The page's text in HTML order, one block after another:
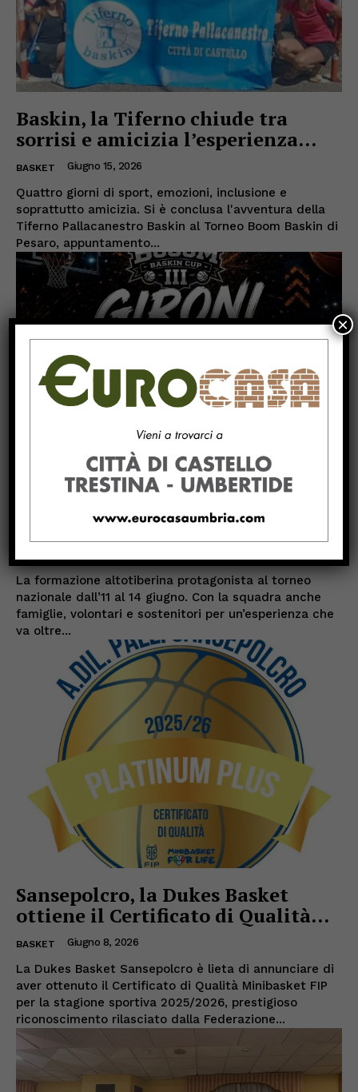
Baskin, la Tiferno chiude tra
sorrisi e amicizia l’esperienza...
BASKET Giugno 15, 2026
Quattro giorni di sport, emozioni, inclusione e
soprattutto amicizia. Si è conclusa l'avventura della
Tiferno Pallacanestro Baskin al Torneo Boom Baskin di
Pesaro, appuntamento...
Tiferno Baskin in viaggio verso
Pesaro: sessanta persone al...
La formazione altotiberina protagonista al torneo
nazionale dall’11 al 14 giugno. Con la squadra anche
famiglie, volontari e sostenitori per un’esperienza che
va oltre...
Sansepolcro, la Dukes Basket
ottiene il Certificato di Qualità...
BASKET Giugno 8, 2026
La Dukes Basket Sansepolcro è lieta di annunciare di
aver ottenuto il Certificato di Qualità Minibasket FIP
per la stagione sportiva 2025/2026, prestigioso
riconoscimento rilasciato dalla Federazione...
×